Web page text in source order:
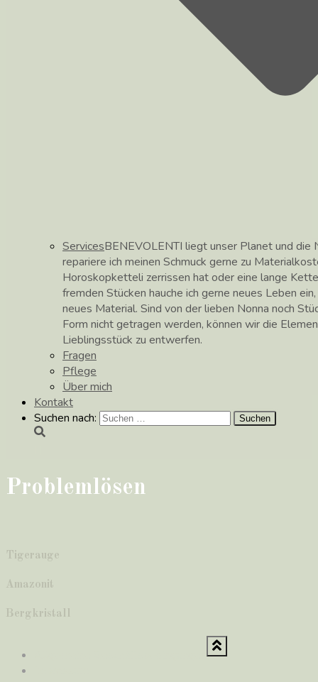
ServicesBENEVOLENTI liegt unser Planet und die
repariere ich meinen Schmuck gerne zu
Horoskopketteli zerrissen hat oder eine lange
fremden Stücken hauche ich gerne neues Leben
neues Material. Sind von der lieben Nonna noch
Form nicht getragen werden, können wir die
Lieblingsstück zu entwerfen.
Fragen
Pflege
Über mich
Kontakt
Suchen nach:
Problemlösen
Tigerauge
Amazonit
Bergkristall